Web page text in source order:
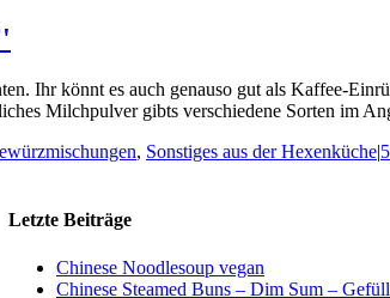
Ihr könnt es auch genauso gut als Kaffee-
Milchpulver gibts verschiedene Sorten im
, Sonstiges aus der Hexenküche|
Letzte Beiträge
Chinese Noodlesoup vegan
Chinese Steamed Buns – Dim Sum –